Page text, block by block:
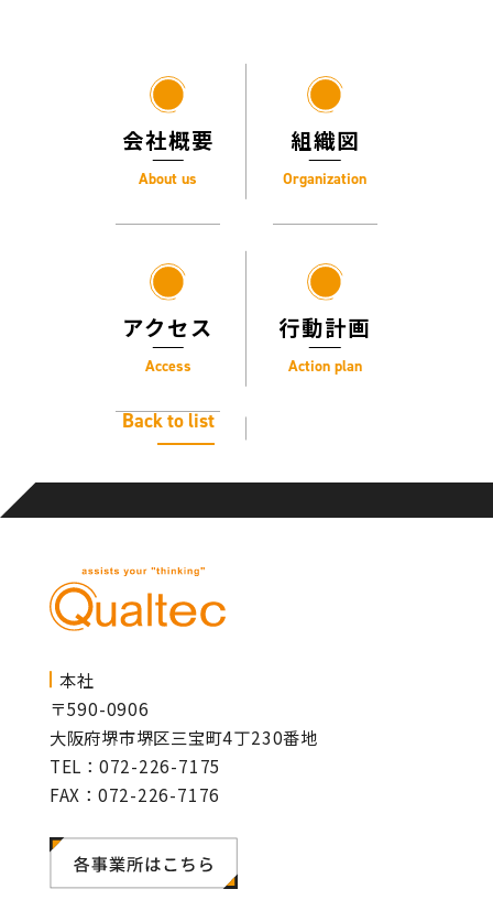
会社概要
About us
組織図
Organization
アクセス
Access
行動計画
Action plan
Back to list
本社
〒590-0906
大阪府堺市堺区三宝町4丁230番地
TEL：072-226-7175
FAX：072-226-7176